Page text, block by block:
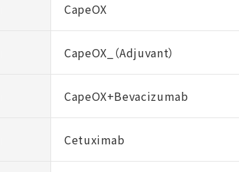
CapeOX
CapeOX_（Adjuvant）
CapeOX+Bevacizumab
Cetuximab